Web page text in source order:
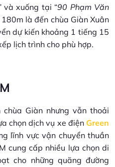
và xuống tại “90 Phạm Văn
là đến chùa Giàn Xuân
dự kiến khoảng 1 tiếng 15
lịch trình cho phù hợp.
Giàn nhưng vẫn thoải
chọn dịch vụ xe điện Green
lĩnh vực vận chuyển thuần
cung cấp nhiều lựa chọn di
cho những quãng đường